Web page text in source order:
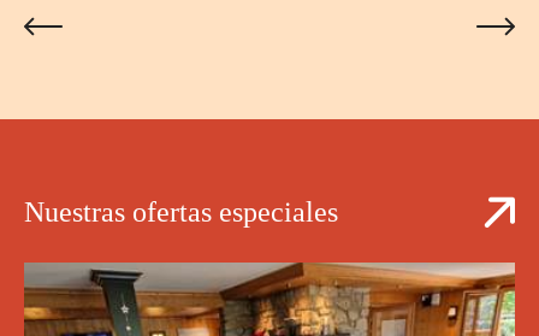
Nuestras ofertas especiales